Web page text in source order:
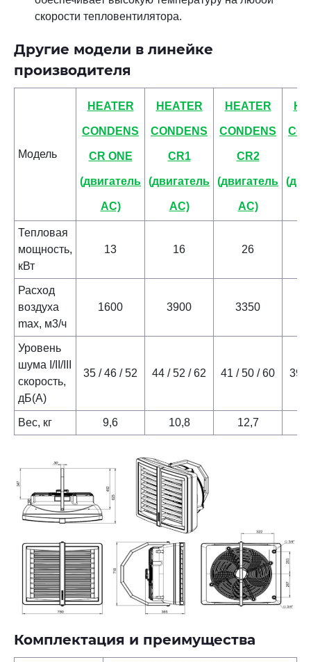
скорости тепловентилятора.
Другие модели в линейке
производителя
Модель
HEATER
CONDENS
CR ONE
(двигатель
AC)
HEATER
CONDENS
CR1
(двигатель
AC)
HEATER
CONDENS
CR2
(двигатель
AC)
Тепловая
мощность,
кВт
13 16 26
Расход
воздуха
max, м3/ч
1600 3900 3350
Уровень
шума І/ІІ/ІІІ
скорость,
дБ(А)
35 / 46 / 52 44 / 52 / 62 41 / 50 / 60 39 /
Вес, кг 9,6 10,8 12,7
Комплектация и преимущества